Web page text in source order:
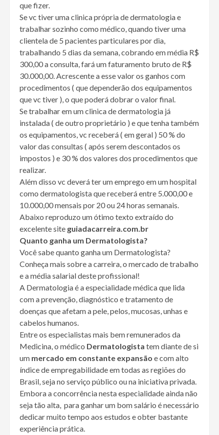
que fizer.
Se vc tiver uma clinica própria de dermatologia e
trabalhar sozinho como médico, quando tiver uma
clientela de 5 pacientes particulares por dia,
trabalhando 5 dias da semana, cobrando em média R$
300,00 a consulta, fará um faturamento bruto de R$
30.000,00. Acrescente a esse valor os ganhos com
procedimentos ( que dependerão dos equipamentos
que vc tiver ), o que poderá dobrar o valor final.
Se trabalhar em um clinica de dermatologia já
instalada ( de outro proprietário ) e que tenha também
os equipamentos, vc receberá ( em geral ) 50 % do
valor das consultas ( após serem descontados os
impostos ) e 30 % dos valores dos procedimentos que
realizar.
Além disso vc deverá ter um emprego em um hospital
como dermatologista que receberá entre 5.000,00 e
10.000,00 mensais por 20 ou 24 horas semanais.
Abaixo reproduzo um ótimo texto extraído do
excelente site guiadacarreira.com.br
Quanto ganha um Dermatologista?
Você sabe quanto ganha um Dermatologista?
Conheça mais sobre a carreira, o mercado de trabalho
e a média salarial deste profissional!
A Dermatologia é a especialidade médica que lida
com a prevenção, diagnóstico e tratamento de
doenças que afetam a pele, pelos, mucosas, unhas e
cabelos humanos.
Entre os especialistas mais bem remunerados da
Medicina, o médico Dermatologista tem diante de si
um mercado em constante expansão e com alto
índice de empregabilidade em todas as regiões do
Brasil, seja no serviço público ou na iniciativa privada.
Embora a concorrência nesta especialidade ainda não
seja tão alta, para ganhar um bom salário é necessário
dedicar muito tempo aos estudos e obter bastante
experiência prática.